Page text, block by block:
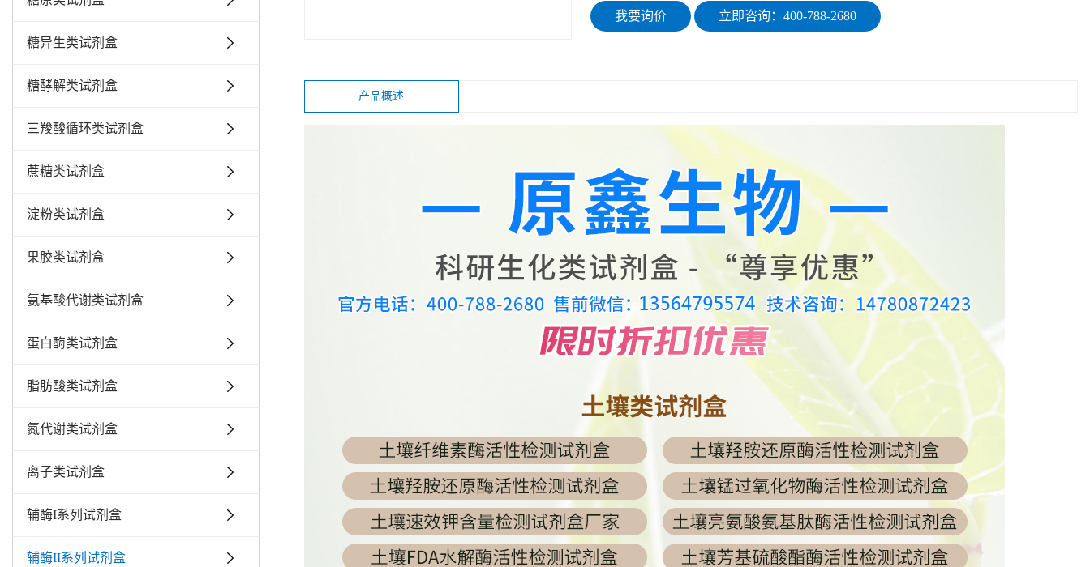
糖异生类试剂盒
糖酵解类试剂盒
三羧酸循环类试剂盒
蔗糖类试剂盒
淀粉类试剂盒
果胶类试剂盒
氨基酸代谢类试剂盒
蛋白酶类试剂盒
脂肪酸类试剂盒
氮代谢类试剂盒
离子类试剂盒
辅酶I系列试剂盒
辅酶II系列试剂盒
我要询价 立即咨询：400-788-2680
产品概述